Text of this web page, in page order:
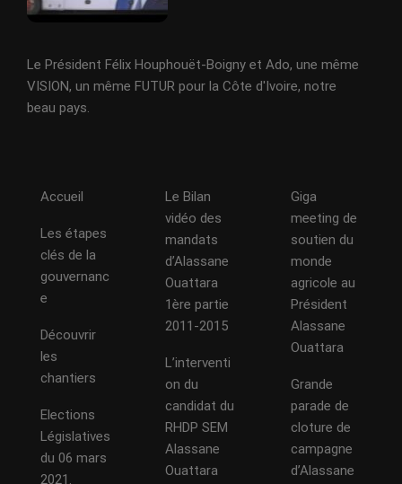
Le Président Félix Houphouët-Boigny et Ado, une même
VISION, un même FUTUR pour la Côte d'Ivoire, notre
beau pays.
Accueil
Les étapes
clés de la
gouvernanc
e
Découvrir
les
chantiers
Elections
Législatives
du 06 mars
2021.
Le Bilan
vidéo des
mandats
d’Alassane
Ouattara
1ère partie
2011-2015
L’interventi
on du
candidat du
RHDP SEM
Alassane
Ouattara
Giga
meeting de
soutien du
monde
agricole au
Président
Alassane
Ouattara
Grande
parade de
cloture de
campagne
d’Alassane